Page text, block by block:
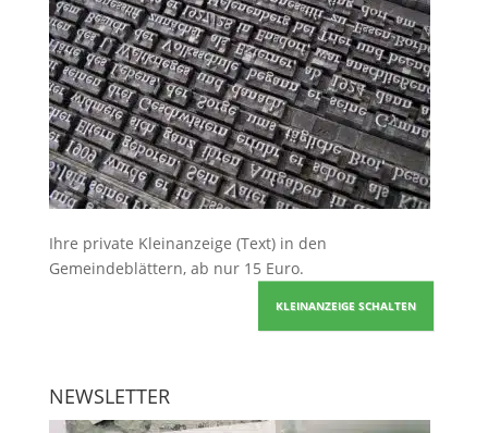
Ihre private Kleinanzeige (Text) in den
Gemeindeblättern, ab nur 15 Euro.
KLEINANZEIGE SCHALTEN
NEWSLETTER